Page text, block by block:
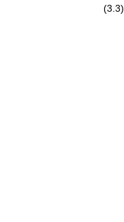
(3.3)